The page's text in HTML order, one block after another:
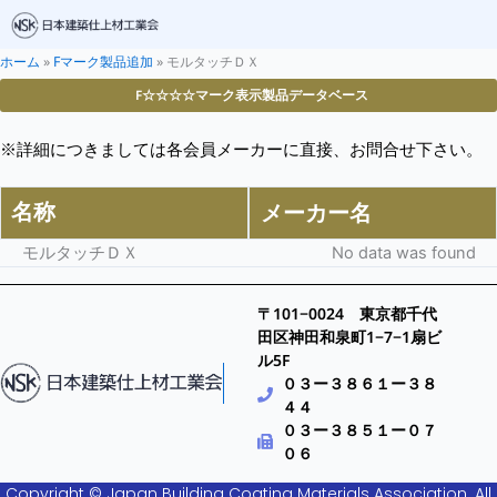
ホーム » Fマーク製品追加 » モルタッチＤＸ
F☆☆☆☆マーク表示製品データベース
※詳細につきましては各会員メーカーに直接、お問合せ下さい。
名称 メーカー名
モルタッチＤＸ No data was found
〒101−0024 東京都千代
田区神田和泉町1−7−1扇ビ
ル5F
０３ー３８６１ー３８
４４
０３ー３８５１ー０７
０６